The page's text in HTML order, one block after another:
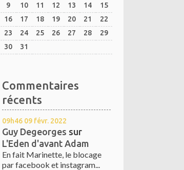
9
10 11 12 13 14
15
16
17 18 19 20 21
22
23
24 25 26 27 28
29
30
31
Commentaires
récents
09h46 09 févr. 2022
Guy Degeorges sur
L'Eden d'avant Adam
En fait Marinette, le blocage
par facebook et instagram...